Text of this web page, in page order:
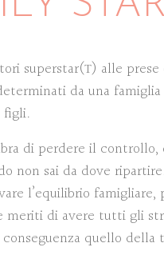
superstar(T) alle
da una
figli.
di perdere il
non sai da dove
l’equilibrio famigliare,
e meriti di avere tutti gli
quello della